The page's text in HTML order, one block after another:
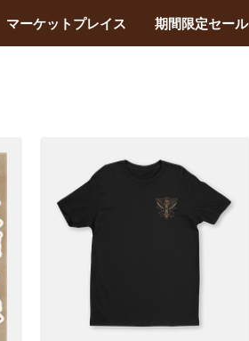
マーケットプレイス 期間限定セール